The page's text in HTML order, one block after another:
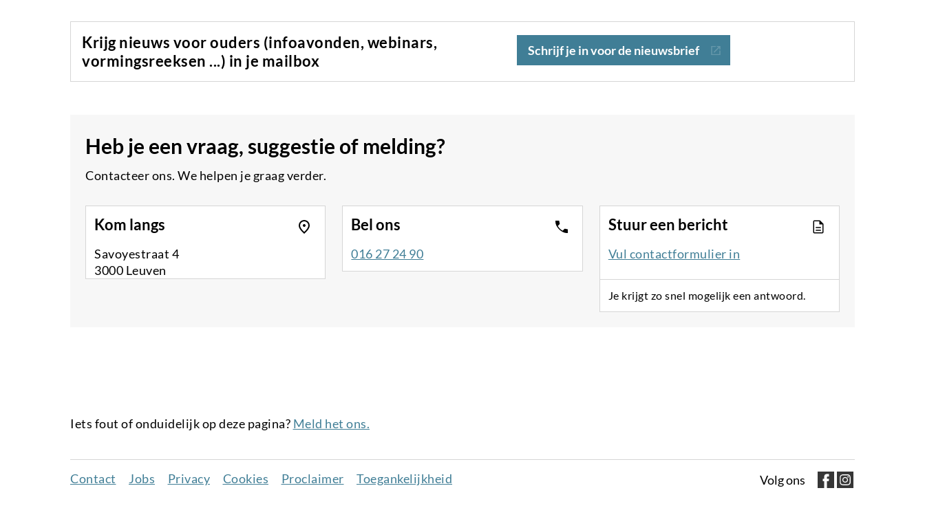
Schrijf je in voor de nieuwsbrief
Krijg nieuws voor ouders (infoavonden, webinars,
vormingsreeksen ...) in je mailbox
Heb je een vraag, suggestie of melding?
Contacteer ons. We helpen je graag verder.
Kom langs
Savoyestraat 4
3000 Leuven
Bel ons
016 27 24 90
Stuur een bericht
Vul contactformulier in
Je krijgt zo snel mogelijk een antwoord.
Iets fout of onduidelijk op deze pagina? Meld het ons.
Juridisch
Contact Jobs Privacy Cookies Proclaimer Toegankelijkheid Volg ons